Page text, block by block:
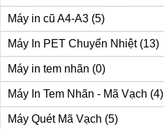
Máy in cũ A4-A3 (5)
Máy In PET Chuyển Nhiệt (13)
Máy in tem nhãn (0)
Máy In Tem Nhãn - Mã Vạch (4)
Máy Quét Mã Vạch (5)